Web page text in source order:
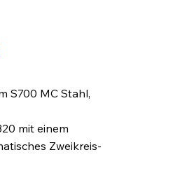
S700 MC Stahl,
mit einem
Zweikreis-